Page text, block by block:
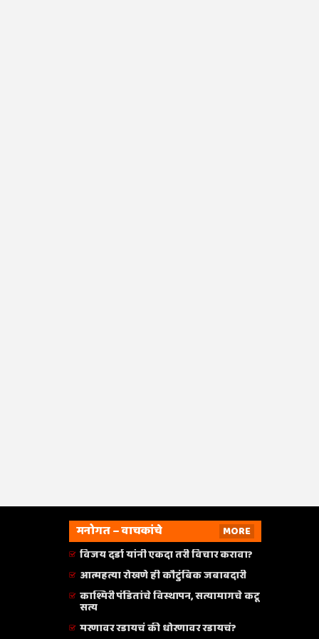
मनोगत – वाचकांचे
MORE
विजय दर्डा यांनी एकदा तरी विचार करावा?
आत्महत्या रोखणे ही कौटुंबिक जबाबदारी
काश्मिरी पंडितांचे विस्थापन, सत्यामागचे कटू
सत्य
मरणावर रडायचं की धोरणावर रडायचं?